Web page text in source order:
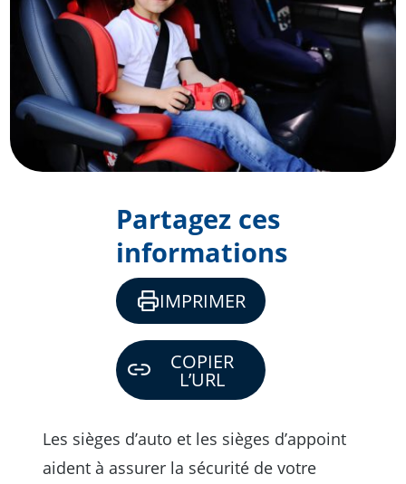
Les sièges d’auto et les sièges d’appoint
aident à assurer la sécurité de votre
Partagez ces
informations
IMPRIMER
COPIER
L’URL